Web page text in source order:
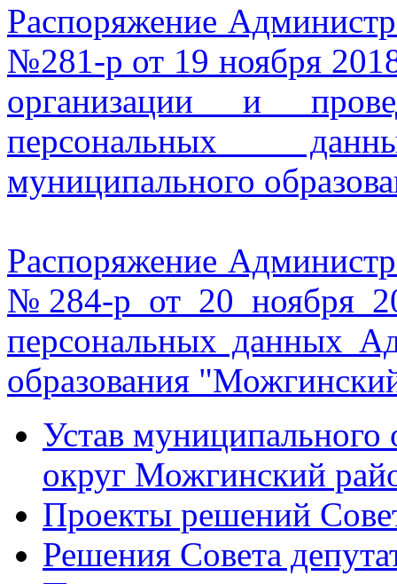
Распоряжение
№281-р от 19 ноября
организации и
персональных
муниципального
Распоряжение
№284-р от 20 ноября
персональных данных
образования
Устав
округ Можгинский
Проекты решений
Решения Совета